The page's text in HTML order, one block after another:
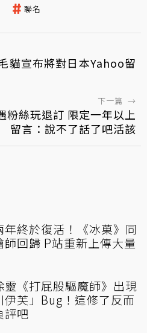
聯名
貓宣布將對日本Yahoo留
下一篇 →
粉絲玩退訂 限定一年以上
留言：說不了話了吧活該
年終於復活！《冰菓》同
師回歸 P站重新上傳大量
靈《打屁股驅魔師》出現
伊芙」Bug！這修了反而
評吧